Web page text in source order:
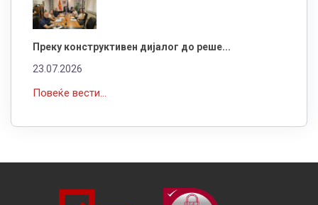
Преку конструктивен дијалог до реше...
23.07.2026
Повеќе вести...